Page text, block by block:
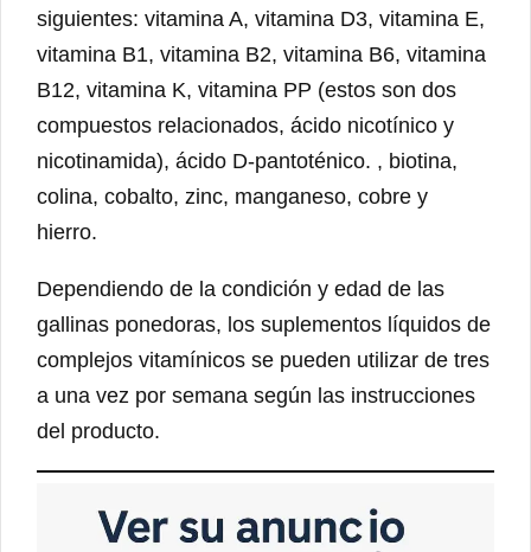
siguientes: vitamina A, vitamina D3, vitamina E,
vitamina B1, vitamina B2, vitamina B6, vitamina
B12, vitamina K, vitamina PP (estos son dos
compuestos relacionados, ácido nicotínico y
nicotinamida), ácido D-pantoténico. , biotina,
colina, cobalto, zinc, manganeso, cobre y
hierro.
Dependiendo de la condición y edad de las
gallinas ponedoras, los suplementos líquidos de
complejos vitamínicos se pueden utilizar de tres
a una vez por semana según las instrucciones
del producto.